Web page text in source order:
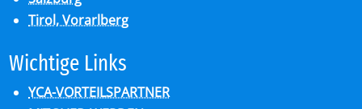
Tirol, Vorarlberg
Wich­ti­ge Links
YCA-VORTEILSPARTNER